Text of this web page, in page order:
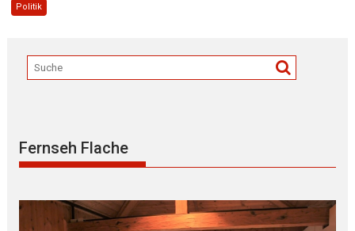
Politik
Fernseh Flache